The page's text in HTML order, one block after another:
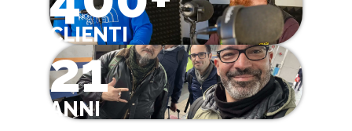
CLIENTI
21
ANNI